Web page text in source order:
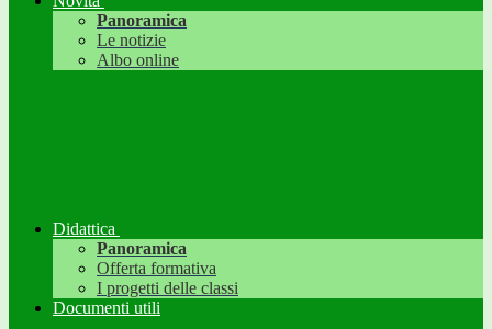
Panoramica
Le notizie
Albo online
Didattica
Panoramica
Offerta formativa
I progetti delle classi
Documenti utili